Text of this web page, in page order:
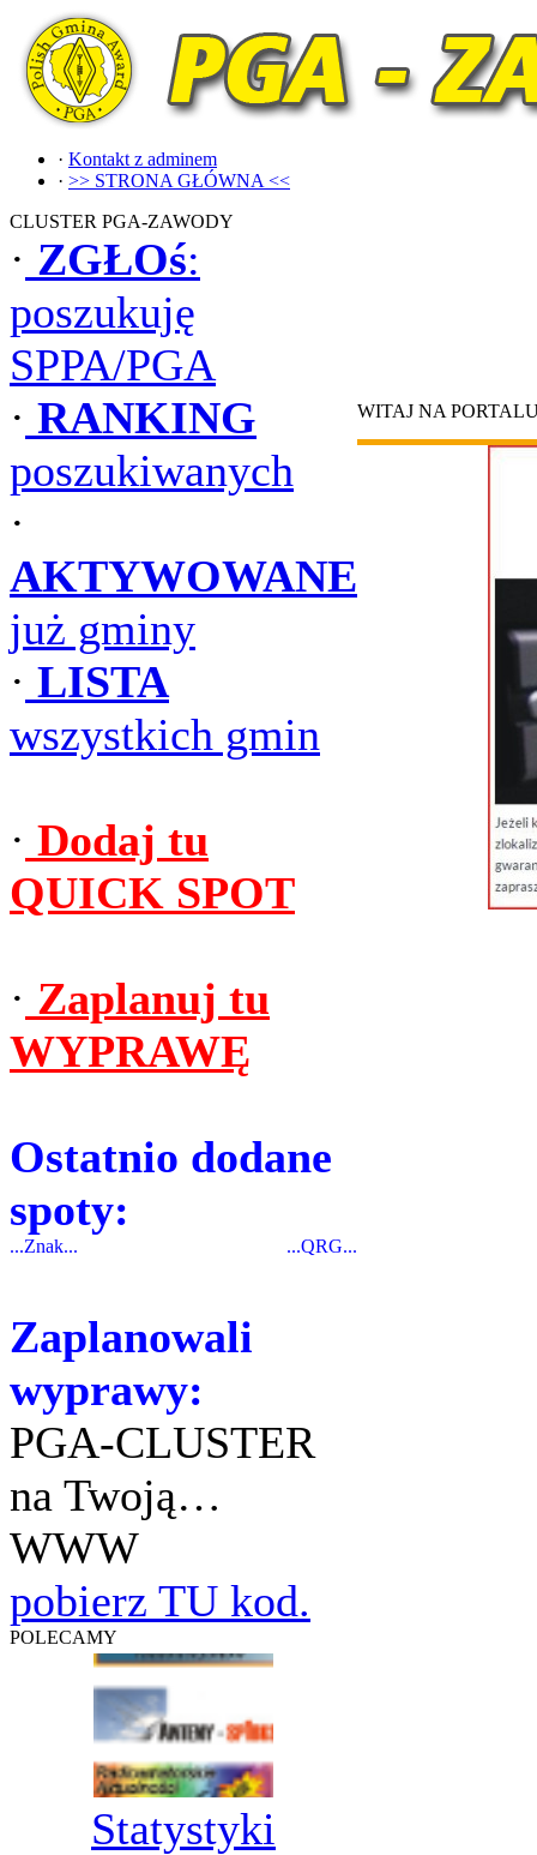
· Kontakt z adminem
· >> STRONA GŁÓWNA <<
CLUSTER PGA-ZAWODY
· ZGŁOś:
poszukuję
SPPA/PGA
· RANKING
poszukiwanych
·
AKTYWOWANE
już gminy
· LISTA
wszystkich gmin
· Dodaj tu
QUICK SPOT
· Zaplanuj tu
WYPRAWĘ
Ostatnio dodane
spoty:
...Znak... ...QRG...
Zaplanowali
wyprawy:
PGA-CLUSTER
na Twoją…
WWW
pobierz TU kod.
POLECAMY
Statystyki
WITAJ NA